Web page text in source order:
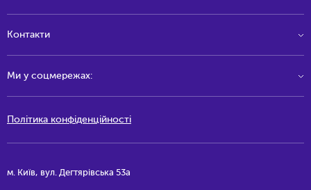
Контакти
Ми у соцмережах:
Політика конфіденційності
м. Київ, вул. Дегтярівська 53а